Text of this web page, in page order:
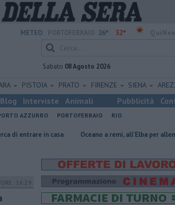
METEO: 26° 32°
Sabato 08 Agosto 2026
PISTOIA PRATO FIRENZE SIENA
Blog Interviste Animali Pubblicità
AZZURRO PORTOFERRAIO RIO
casa Oceano a remi, all'Elba per allenarsi
ORE 16:29